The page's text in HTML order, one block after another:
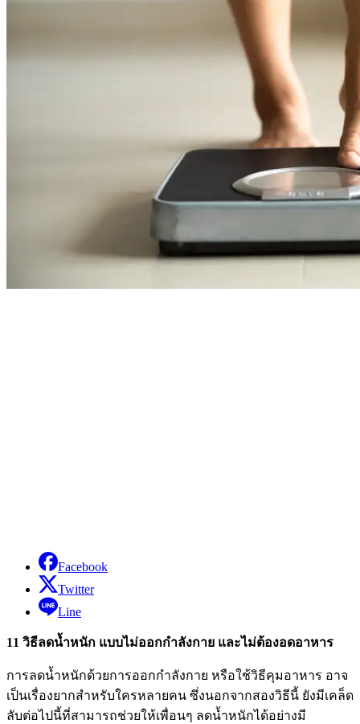
Facebook
Twitter
Line
11 วิธีลดน้ำหนัก แบบไม่ออกกำลังกาย และไม่ต้องอดอาหาร
การลดน้ำหนักด้วยการออกกำลังกาย หรือใช้วิธีคุมอาหาร อาจ
เป็นเรื่องยากสำหรับใครหลายคน ซึ่งนอกจากสองวิธีนี้ ยังมีเคล็ด
ลับต่อไปนี้ที่สามารถช่วยให้เพื่อนๆ ลดน้ำหนักได้อย่างมี